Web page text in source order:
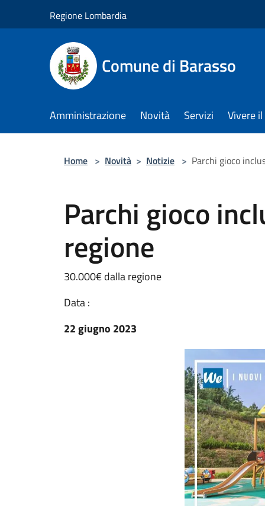
Regione Lombardia
Comune di Barasso
Amministrazione Novità Servizi Vivere
Home > Novità > Notizie > Parchi gioco
Parchi gioco
regione
30.000€ dalla regione
Data :
22 giugno 2023